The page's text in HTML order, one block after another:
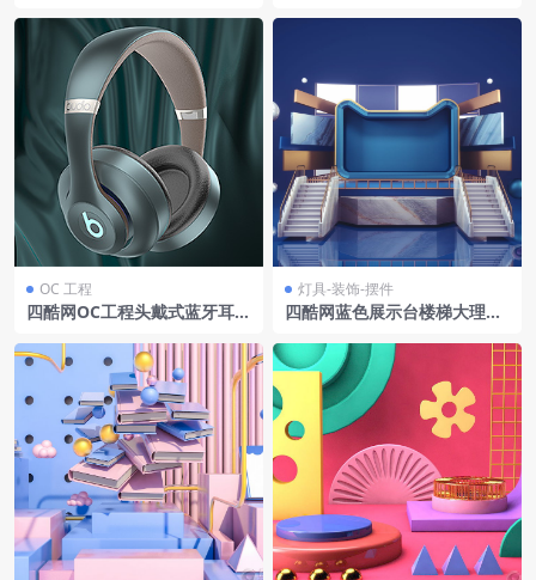
OC 工程
四酷网OC工程头戴式蓝牙耳机
灯具-装饰-摆件
四酷网蓝色展示台楼梯大理石